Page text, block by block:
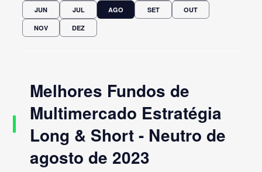
JUN JUL AGO SET OUT
NOV DEZ
Melhores Fundos de
Multimercado Estratégia
Long & Short - Neutro de
agosto de 2023